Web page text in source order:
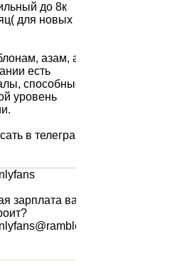
до 8к
для новых
азам, а
есть
способные
уровень
в телеграмм
зарплата вас